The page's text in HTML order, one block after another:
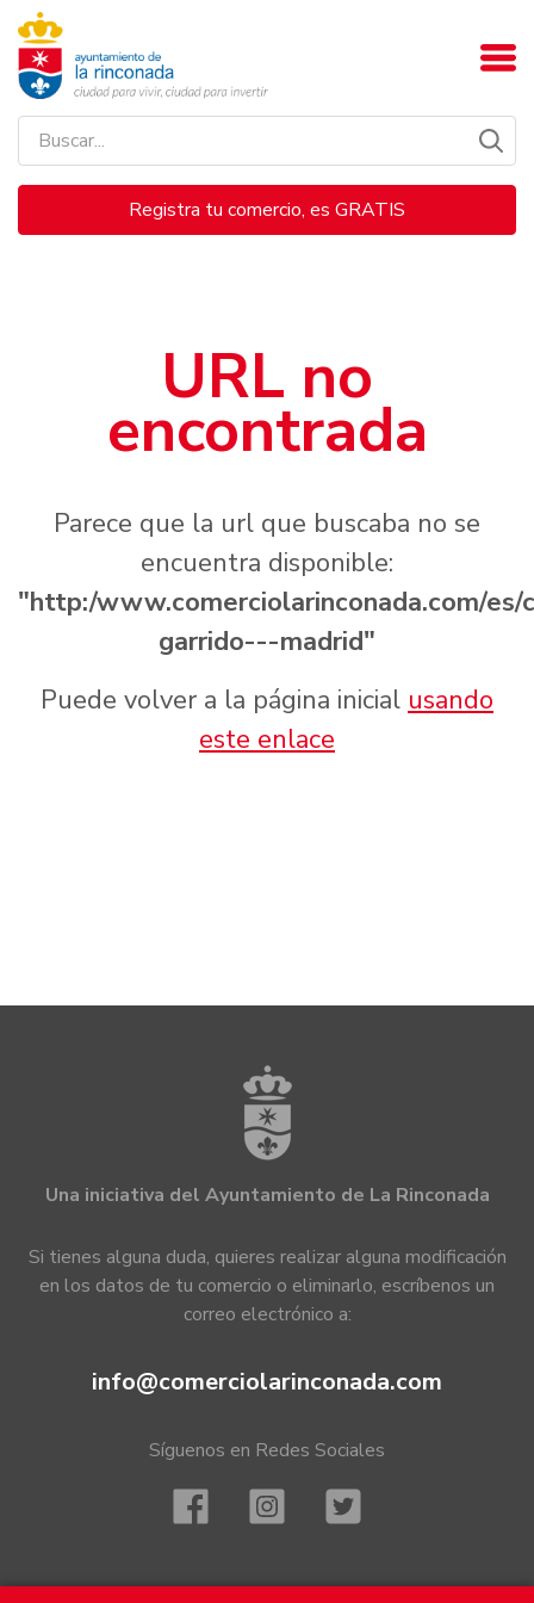
Registra tu comercio, es GRATIS
URL no
encontrada
Parece que la url que buscaba no se
encuentra disponible:
"http:/www.comerciolarinconada.com/
garrido---madrid"
Puede volver a la página inicial usando
este enlace
Una iniciativa del Ayuntamiento de La Rinconada
Si tienes alguna duda, quieres realizar alguna modificación
en los datos de tu comercio o eliminarlo, escríbenos un
correo electrónico a:
info@comerciolarinconada.com
Síguenos en Redes Sociales